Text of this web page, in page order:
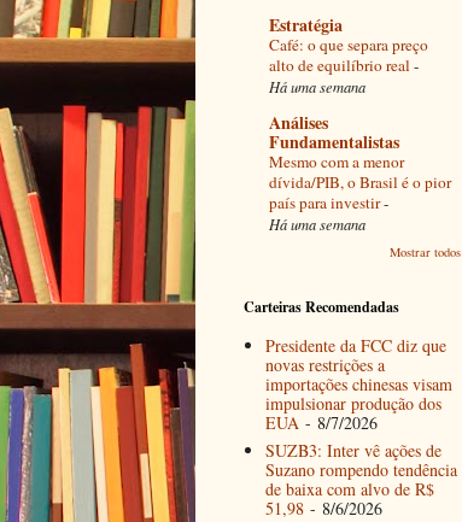
Estratégia
Café: o que separa preço
alto de equilíbrio real -
Há uma semana
Análises
Fundamentalistas
Mesmo com a menor
dívida/PIB, o Brasil é o pior
país para investir-
Há uma semana
Mostrar todos
Carteiras Recomendadas
Presidente da FCC diz que
novas restrições a
importações chinesas visam
impulsionar produção dos
EUA - 8/7/2026
SUZB3: Inter vê ações de
Suzano rompendo tendência
de baixa com alvo de R$
51,98- 8/6/2026